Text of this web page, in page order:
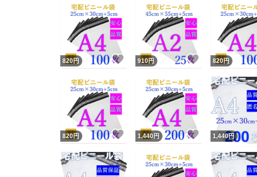
820円 いいね！
910円 いいね！
820円
820円 いいね！
1,440 円 いいね！
1,440円